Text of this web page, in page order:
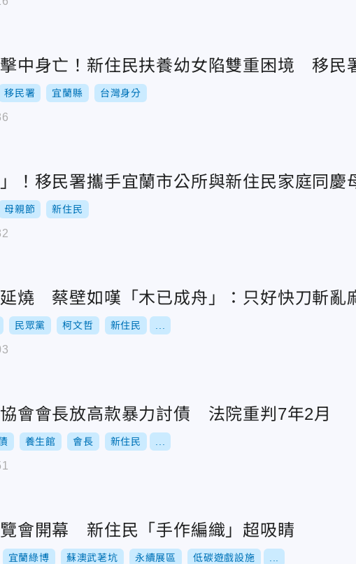
中身亡！新住民扶養幼女陷雙重困境 移民
移民署 宜蘭縣 台灣身分
！移民署攜手宜蘭市公所與新住民家庭同慶
母親節 新住民
燒 蔡壁如嘆「木已成舟」：只好快刀斬亂
民眾黨 柯文哲 新住民
會會長放高款暴力討債 法院重判7年2月
養生館 會長 新住民
會開幕 新住民「手作編織」超吸睛
宜蘭綠博 蘇澳武荖坑 永續展區 低碳遊戲設施